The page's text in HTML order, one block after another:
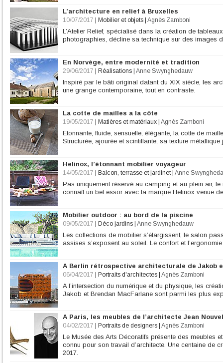
L’architecture en relief à Bruxelles
10/07/2017 Mobilier et objets Agnès Zamboni
L’Atelier Relief, spécialisé dans la création de
photographies, décline sa technique sur des images
En Norvège, entre modernité et tradition
29/06/2017 Réalisations Anne Swynghedauw
Inspiré par le bâti original datant du XIX siècle, les
une grange contemporaine, tout en contraste.
La cotte de mailles a la côte
19/05/2017 Matières et matériaux Agnès Zamboni
Etonnante, fluide, sensuelle, élégante, la cotte de
Structurée, ajourée et scintillante, sa texture
Helinox, l’étonnant mobilier voyageur
14/05/2017 Balcon, terrasse et jardinet| Anne
Pas uniquement réservé au camping et au plein air,
connaît un bel essor avec la marque Helinox venue
Mobilier outdoor : au bord de la piscine
09/05/2017 Déco jardins Anne Swynghedauw
Les collections de mobilier s’élargissent, le salon
assises s’exposent au soleil. Le confort et
A Berlin rétrospective architecturale de Jakob
06/04/2017 Portraits d'architectes Agnès Zamboni
A l’intersection du numérique et du physique, les
Jakob et Brendan MacFarlane sont parmi les plus
A Paris, les meubles de l’architecte Jean Nouvel
04/02/2017 Portraits de designers Agnès Zamboni
Le Musée des Arts Décoratifs présente des meubles
connu pour son travail d’architecte. Une centaine de
2017.